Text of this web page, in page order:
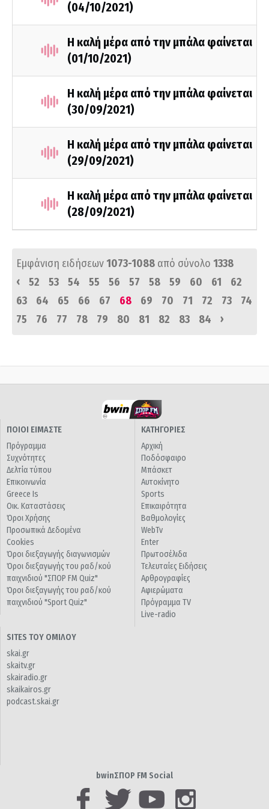
(04/10/2021)
Η καλή μέρα από την μπάλα φαίνεται
(01/10/2021)
Η καλή μέρα από την μπάλα φαίνεται
(30/09/2021)
Η καλή μέρα από την μπάλα φαίνεται
(29/09/2021)
Η καλή μέρα από την μπάλα φαίνεται
(28/09/2021)
Εμφάνιση ειδήσεων1073-1088 από σύνολο 1338
‹
52 53 54 55 56 57 58 59 60 61
62
63
64 65 66 67 68 69 70 71 72 73
74
75
76 77 78 79 80 81 82 83 84 ›
ΠΟΙΟΙ ΕΙΜΑΣΤΕ
Πρόγραμμα
Συχνότητες
Δελτία τύπου
Επικοινωνία
Greece Is
Οικ. Καταστάσεις
Όροι Χρήσης
Προσωπικά Δεδομένα
Cookies
Όροι διεξαγωγής διαγωνισμών
Όροι διεξαγωγής του ραδ/κού
παιχνιδιού "ΣΠΟΡ FM Quiz"
Όροι διεξαγωγής του ραδ/κού
παιχνιδιού "Sport Quiz"
ΚΑΤΗΓΟΡΙΕΣ
Αρχική
Ποδόσφαιρο
Μπάσκετ
Αυτοκίνητο
Sports
Επικαιρότητα
Βαθμολογίες
WebTv
Enter
Πρωτοσέλιδα
Τελευταίες Ειδήσεις
Αρθρογραφίες
Αφιερώματα
Πρόγραμμα TV
Live-radio
SITES ΤΟΥ ΟΜΙΛΟΥ
skai.gr
skaitv.gr
skairadio.gr
skaikairos.gr
podcast.skai.gr
bwinΣΠΟΡ FM Social